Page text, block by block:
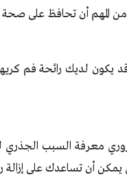
من المهم أن تحافظ على
يكون لديك رائحة فم
معرفة السبب
أن تساعدك على إزالة